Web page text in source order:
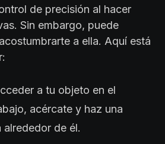
de precisión al hacer
Sin embargo, puede
a ella. Aquí está
a tu objeto en el
acércate y haz una
alrededor de él.